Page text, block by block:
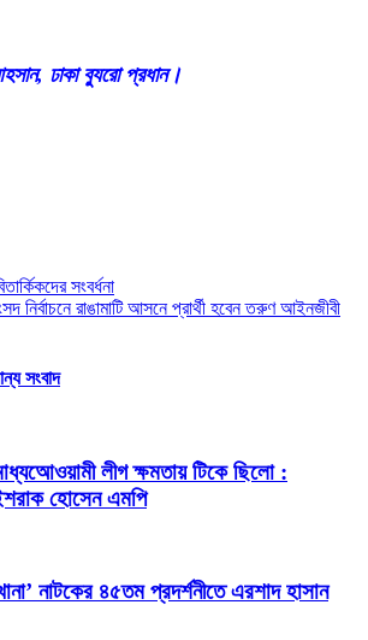
ঢাকা ব্যুরো প্রধান।
সংবর্ধনা
নির্বাচনে রাঙামাটি আসনে প্রার্থী হবেন তরুণ আইনজীবী
সংবাদ
লীগ ক্ষমতায় টিকে ছিলো :
হোসেন এমপি
নাটকের ৪৫তম প্রদর্শনীতে এরশাদ হাসান